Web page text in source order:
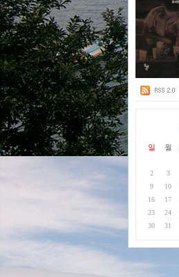
일 월
2
3
9
10
16
17
23
24
30
31